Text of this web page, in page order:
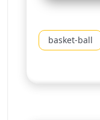
basket-ball